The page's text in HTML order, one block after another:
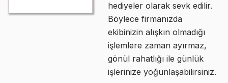
hediyeler olarak sevk edilir.
Böylece firmanızda
ekibinizin alışkın olmadığı
işlemlere zaman ayırmaz,
gönül rahatlığı ile günlük
işlerinize yoğunlaşabilirsiniz.